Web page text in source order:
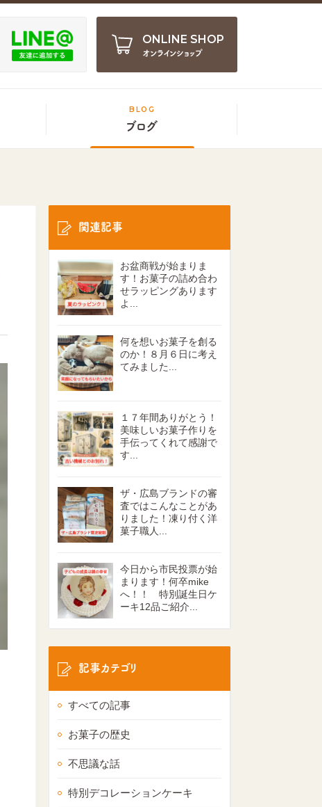
ONLINE SHOP
オンラインショップ
BLOG
ブログ
関連記事
お盆商戦が始まりま
す！お菓子の詰め合わ
せラッピングあります
よ...
何を想いお菓子を創る
のか！８月６日に考え
てみました...
１７年間ありがとう！
美味しいお菓子作りを
手伝ってくれて感謝で
す...
ザ・広島ブランドの審
査ではこんなことがあ
りました！凍り付く洋
菓子職人...
今日から市民投票が始
まります！何卒mike
へ！！ 特別誕生日ケ
ーキ12品ご紹介...
記事カテゴリ
すべての記事
お菓子の歴史
不思議な話
特別デコレーションケーキ